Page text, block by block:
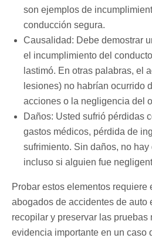
son ejemplos de
conducción segura.
Causalidad: Debe demostrar
el incumplimiento del
lastimó. En otras palabras, el
lesiones) no habrían ocurrido
acciones o la negligencia del
Daños: Usted sufrió pérdidas
gastos médicos, pérdida de
sufrimiento. Sin daños, no hay
incluso si alguien fue
Probar estos elementos requiere
abogados de accidentes de auto
recopilar y preservar las pruebas
evidencia importante en un caso